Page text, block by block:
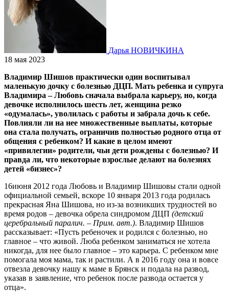
Дарья НОВИЧКИНА
18 мая 2023
Владимир Шишов практически один воспитывал
маленькую дочку с болезнью ДЦП. Мать ребенка и супруга
Владимира – Любовь сначала выбрала карьеру, но, когда
девочке исполнилось шесть лет, женщина резко
«одумалась», уволилась с работы и забрала дочь к себе.
Повлияли ли на нее множественные выплаты, которые
она стала получать, ограничив полностью родного отца от
общения с ребенком? И какие в целом имеют
«привилегии» родители, чьи дети рождены с болезнью? И
правда ли, что некоторые взрослые делают на болезнях
детей «бизнес»?
16июня 2012 года Любовь и Владимир Шишовы стали одной
официальной семьей, вскоре 10 января 2013 года родилась
прекрасная Яна Шишова, но из-за возникших трудностей во
время родов – девочка обрела синдромом ДЦП (детский
церебральный паралич. – Прим. авт.). Владимир Шишов
рассказывает: «Пусть ребеночек и родился с болезнью, но
главное – что живой. Люба ребенком заниматься не хотела
никогда, для нее было главное – это карьера. С ребенком мне
помогала моя мама, так и растили. А в 2016 году она и вовсе
отвезла девочку нашу к маме в Брянск и подала на развод,
указав в заявление, что ребенок после развода остается у
отца».